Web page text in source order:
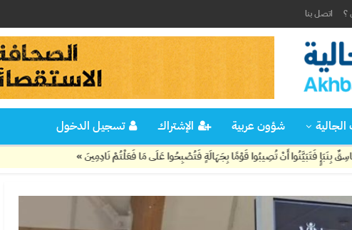
؟ اتصل بنا
شؤون عربية الإشتراك تسجيل الدخول
قَوْمًا بِجَهَالَةٍ فَتُصْبِحُوا عَلَى مَا فَعَلْتُمْ نَادِمِينَ »